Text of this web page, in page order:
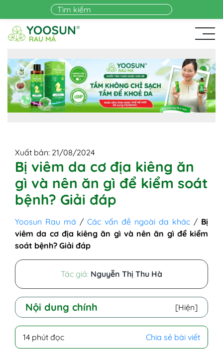
Skip to main content
Xuất bản: 21/08/2024
Bị viêm da cơ địa kiêng ăn
gì và nên ăn gì để kiểm soát
bệnh? Giải đáp
Yoosun Rau má / Các vấn đề ngoài da khác / Bị
viêm da cơ địa kiêng ăn gì và nên ăn gì để kiểm
soát bệnh? Giải đáp
Tác giả: Nguyễn Thị Thu Hà
Nội dung chính [Hiện]
chế độ ăn uống
14 phút đọc Chia sẻ bài viết